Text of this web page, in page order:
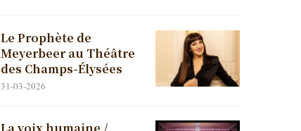
Le Prophète de
Meyerbeer au Théâtre
des Champs-Élysées
31-03-2026